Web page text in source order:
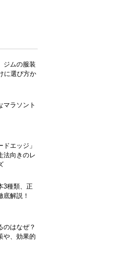
ジムの服装
に選び方か
マラソント
エッジ」
法向きのレ
3種類、正
底解説！
のはなぜ？
や、効果的